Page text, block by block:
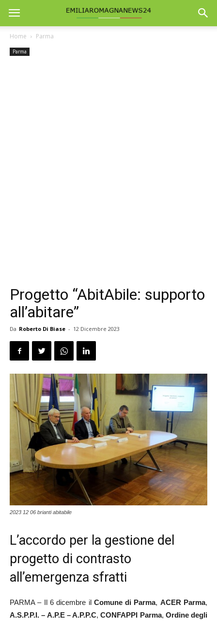
Home Parma
Parma
Progetto “AbitAbile: supporto
all’abitare”
Da Roberto Di Biase - 12 Dicembre 2023
2023 12 06 brianti abitabile
L’accordo per la gestione del
progetto di contrasto
all’emergenza sfratti
PARMA – Il 6 dicembre il Comune di Parma, ACER Parma,
A.S.P.P.I. – A.P.E – A.P.P.C,CONFAPPI Parma, Ordine degli